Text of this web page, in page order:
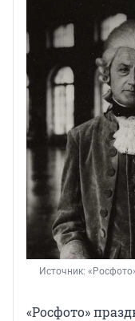
Источник:
«Росфото»